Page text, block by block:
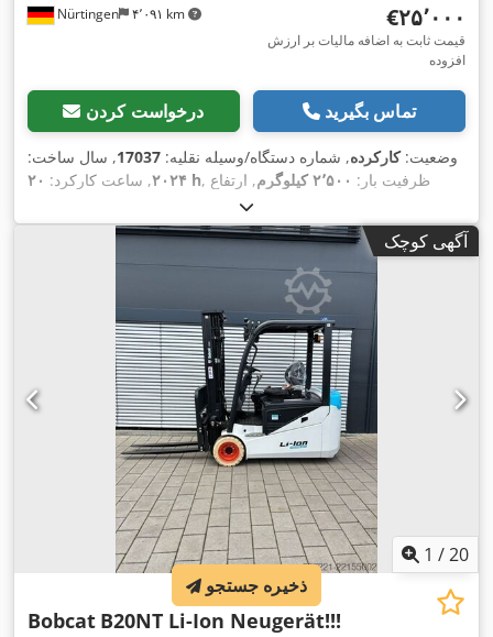
Nürtingen ۴٬۰۹۱ km ‎€۲۵٬۰۰۰
قیمت ثابت به اضافه مالیات بر ارزش
افزوده
درخواست کردن تماس بگیرید
وضعیت:کارکرده, شماره دستگاه/وسیله نقلیه: 17037, سال ساخت:
۲۰۲۴, ساعت کارکرد: ۲۰ h , ظرفیت بار: ۲٬۵۰۰ کیلوگرم
, ارتفاع
, برداشت آزاد:
بار:۵۰۰ میلی‌متر , نوع سوخت:برقی, نوع دکل:تریپلکس, ارتفاع
سازه:۲٬۱۸۰ میلی‌متر ۴۸ V , طول شاخک‌ها:۱٬۲۰۰
میلی‌متر , اندازه لاستیک جلو: 23X9-10 , سایز تایر عقب:
آگهی کوچک
1 /20
Bobcat B20NT Li-Ion Neugerät!!!
ذخیره جستجو